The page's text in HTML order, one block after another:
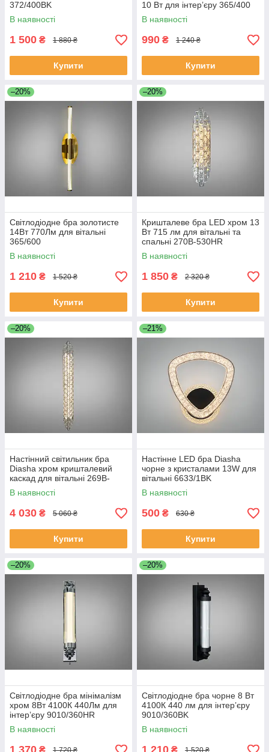
372/400BK
В наявності
1 500 ₴ 1 880 ₴
Купити
10 Вт для інтер’єру 365/400
В наявності
990 ₴ 1 240 ₴
Купити
–20%
Світлодіодне бра золотисте
14Вт 770Лм для вітальні
365/600
В наявності
1 210 ₴ 1 520 ₴
Купити
–20%
Кришталеве бра LED хром 13
Вт 715 лм для вітальні та
спальні 270B-530HR
В наявності
1 850 ₴ 2 320 ₴
Купити
–20%
Настінний світильник бра
Diasha хром кришталевий
каскад для вітальні 269B-
1000HR
В наявності
4 030 ₴ 5 060 ₴
Купити
–21%
Настінне LED бра Diasha
чорне з кристалами 13W для
вітальні 6633/1BK
В наявності
500 ₴ 630 ₴
Купити
–20%
Світлодіодне бра мінімалізм
хром 8Вт 4100К 440Лм для
інтер’єру 9010/360HR
В наявності
₴ 1 720 ₴
–20%
Світлодіодне бра чорне 8 Вт
4100К 440 лм для інтер’єру
9010/360BK
В наявності
₴ 1 520 ₴